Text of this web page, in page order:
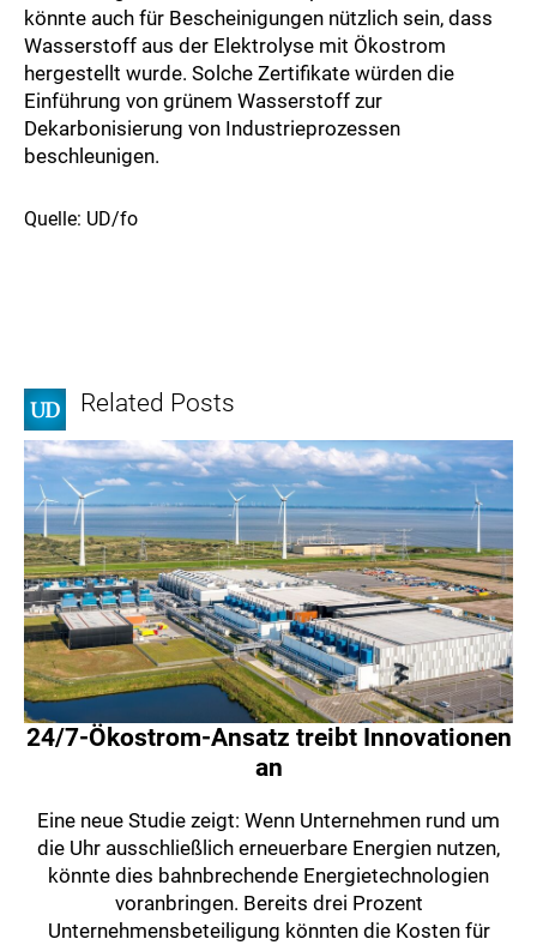
könnte auch für Bescheinigungen nützlich sein, dass
Wasserstoff aus der Elektrolyse mit Ökostrom
hergestellt wurde. Solche Zertifikate würden die
Einführung von grünem Wasserstoff zur
Dekarbonisierung von Industrieprozessen
beschleunigen.
Quelle: UD/fo
Related Posts
24/7-Ökostrom-Ansatz treibt Innovationen
an
Eine neue Studie zeigt: Wenn Unternehmen rund um
die Uhr ausschließlich erneuerbare Energien nutzen,
könnte dies bahnbrechende Energietechnologien
voranbringen. Bereits drei Prozent
Unternehmensbeteiligung könnten die Kosten für